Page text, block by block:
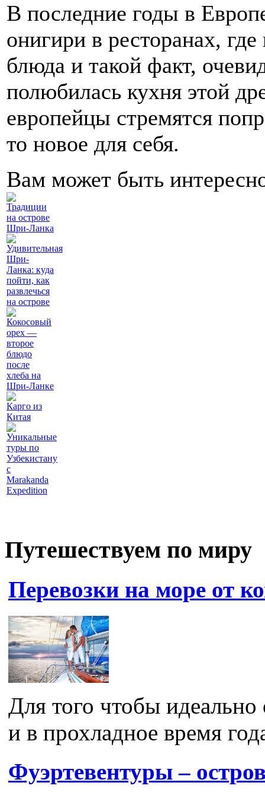
В последние годы в
онигири в ресторанах,
блюда и такой факт,
полюбилась кухня этой
европейцы стремятся
то новое для себя.
Вам может быть
Традиции
на острове
Шри-Ланка
Удивительная
Шри-
Ланка: куда
пойти, как
развлечься
на острове
Кокосовый
орех —
второе
блюдо
после
хлеба на
Шри-Ланке
Карго из
Китая
Уникальные
туры по
Узбекистану
с
Marakanda
Expedition
Путешествуем по миру
Перевозки на море от
Для того чтобы идеально
и в прохладное время
Фуэртевентуры –